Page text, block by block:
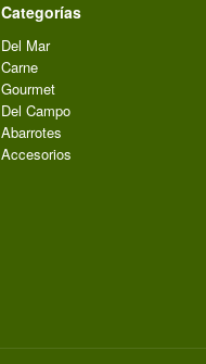
Categorías
Del Mar
Carne
Gourmet
Del Campo
Abarrotes
Accesorios